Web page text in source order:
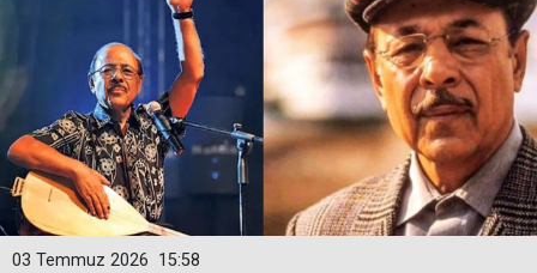
15:58
03 Temmuz 2026